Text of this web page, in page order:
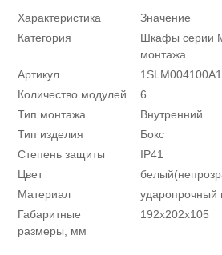
Характеристика
Значение
Категория
Шкафы серии
монтажа
Артикул
Количество модулей
6
Тип монтажа
Внутренний
Тип изделия
Бокс
Степень защиты
IP41
Цвет
Материал
ударопрочный
Габаритные
размеры, мм
192x202x105